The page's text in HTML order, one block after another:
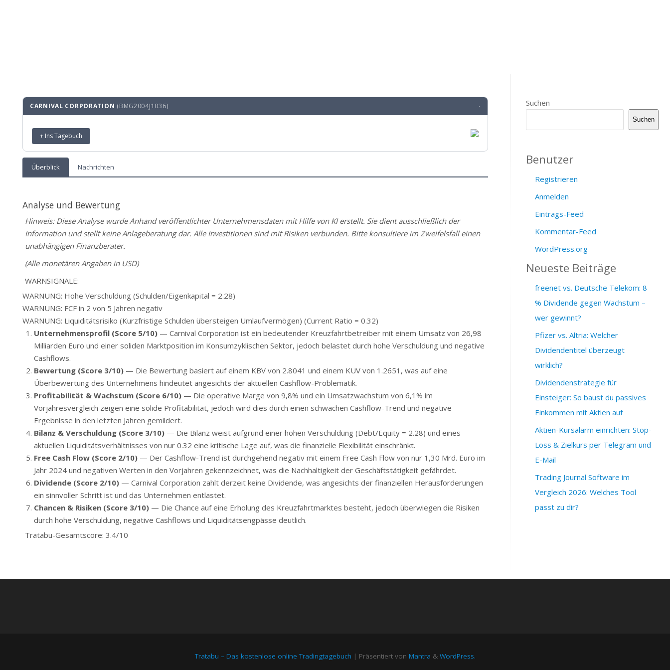
CARNIVAL CORPORATION (BMG2004J1036) ·
+ Ins Tagebuch
Überblick Nachrichten
Analyse und Bewertung
Hinweis: Diese Analyse wurde Anhand veröffentlichter Unternehmensdaten mit Hilfe von KI erstellt. Sie dient ausschließlich der
Information und stellt keine Anlageberatung dar. Alle Investitionen sind mit Risiken verbunden. Bitte konsultiere im Zweifelsfall einen
unabhängigen Finanzberater.
(Alle monetären Angaben in USD)
WARNSIGNALE:
WARNUNG: Hohe Verschuldung (Schulden/Eigenkapital = 2.28)
WARNUNG: FCF in 2 von 5 Jahren negativ
WARNUNG: Liquiditätsrisiko (Kurzfristige Schulden übersteigen Umlaufvermögen) (Current Ratio = 0.32)
Unternehmensprofil (Score 5/10)— Carnival Corporation ist ein bedeutender Kreuzfahrtbetreiber mit einem Umsatz von 26,98
Milliarden Euro und einer soliden Marktposition im Konsumzyklischen Sektor, jedoch belastet durch hohe Verschuldung und negative
Cashflows.
Bewertung (Score 3/10)— Die Bewertung basiert auf einem KBV von 2.8041 und einem KUV von 1.2651, was auf eine
Überbewertung des Unternehmens hindeutet angesichts der aktuellen Cashflow-Problematik.
Profitabilität & Wachstum (Score 6/10)— Die operative Marge von 9,8% und ein Umsatzwachstum von 6,1% im
Vorjahresvergleich zeigen eine solide Profitabilität, jedoch wird dies durch einen schwachen Cashflow-Trend und negative
Ergebnisse in den letzten Jahren gemildert.
Bilanz & Verschuldung (Score 3/10)— Die Bilanz weist aufgrund einer hohen Verschuldung (Debt/Equity = 2.28) und eines
aktuellen Liquiditätsverhältnisses von nur 0.32 eine kritische Lage auf, was die finanzielle Flexibilität einschränkt.
Free Cash Flow (Score 2/10)— Der Cashflow-Trend ist durchgehend negativ mit einem Free Cash Flow von nur 1,30 Mrd. Euro im
Jahr 2024 und negativen Werten in den Vorjahren gekennzeichnet, was die Nachhaltigkeit der Geschäftstätigkeit gefährdet.
Dividende (Score 2/10)— Carnival Corporation zahlt derzeit keine Dividende, was angesichts der finanziellen Herausforderungen
ein sinnvoller Schritt ist und das Unternehmen entlastet.
Chancen & Risiken (Score 3/10)— Die Chance auf eine Erholung des Kreuzfahrtmarktes besteht, jedoch überwiegen die Risiken
durch hohe Verschuldung, negative Cashflows und Liquiditätsengpässe deutlich.
Tratabu-Gesamtscore: 3.4/10
Suchen
Suchen
Benutzer
Registrieren
Anmelden
Eintrags-Feed
Kommentar-Feed
WordPress.org
Neueste Beiträge
freenet vs. Deutsche Telekom: 8
% Dividende gegen Wachstum –
wer gewinnt?
Pfizer vs. Altria: Welcher
Dividendentitel überzeugt
wirklich?
Dividendenstrategie für
Einsteiger: So baust du passives
Einkommen mit Aktien auf
Aktien-Kursalarm einrichten: Stop-
Loss & Zielkurs per Telegram und
E-Mail
Trading Journal Software im
Vergleich 2026: Welches Tool
passt zu dir?
Tratabu – Das kostenlose online Tradingtagebuch | Präsentiert von Mantra & WordPress.